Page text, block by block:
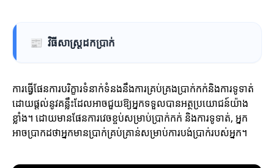
📰 វិធីសាស្រ្តដកប្រាក់
ការធ្វើផែនការបរិក្ខារទំនាក់ទំនងនឹងការគ្រប់គ្រងប្រាក់កក់និងការទូទាត់
ដោយផ្តល់នូវគន្លឹះដែលអាចជួយឱ្យអ្នកទទួលបានអត្ថប្រយោជន៍យ៉ាង
ខ្លាំង។ ដោយមានផែនការវេចខ្ចប់សម្រាប់ប្រាក់កក់ និងការទូទាត់, អ្នក
អាចប្រាកដថាអ្នកមានប្រាក់គ្រប់គ្រាន់សម្រាប់ការបង់ប្រាក់របស់អ្នក។